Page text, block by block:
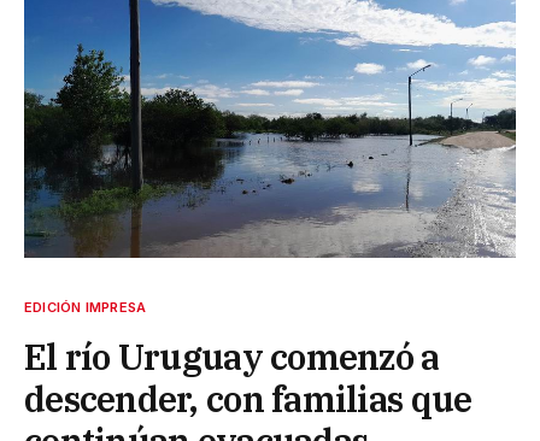
EDICIÓN IMPRESA
El río Uruguay comenzó a
descender, con familias que